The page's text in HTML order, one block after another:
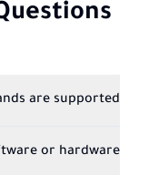
are supported?
or hardware?